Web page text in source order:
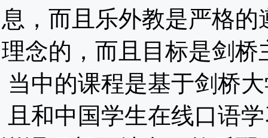
息，而且乐外教是严格
理念的，而且目标是剑
当中的课程是基于剑桥
且和中国学生在线口语